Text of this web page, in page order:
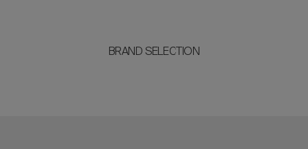
BRAND SELECTION